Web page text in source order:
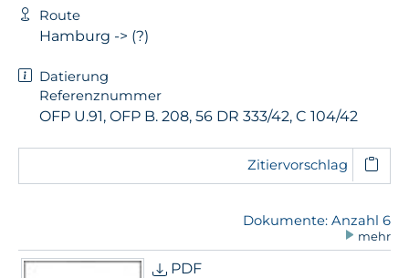
Route
Hamburg -> (?)
Datierung
Referenznummer
OFP U.91, OFP B. 208, 56 DR 333/42, C 104/42
Zitiervorschlag
Dokumente: Anzahl 6
mehr
PDF